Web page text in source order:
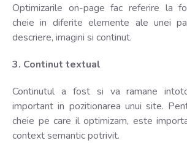
Optimizarile on-page fac referire la
cheie in diferite elemente ale unei
descriere, imagini si continut.
3. Continut textual
Continutul a fost si va ramane
important in pozitionarea unui site.
cheie pe care il optimizam, este
context semantic potrivit.